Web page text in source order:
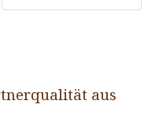
aus